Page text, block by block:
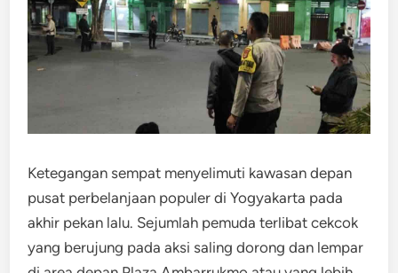
Ketegangan sempat menyelimuti kawasan depan
pusat perbelanjaan populer di Yogyakarta pada
akhir pekan lalu. Sejumlah pemuda terlibat cekcok
yang berujung pada aksi saling dorong dan lempar